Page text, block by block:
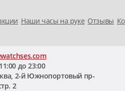
Наши часы на руке Отзывы
до 23:00
2-й Южнопортовый пр-
2